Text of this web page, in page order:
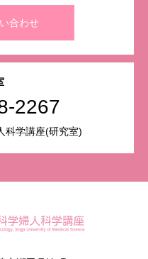
合わせ
2267
科学講座(研究室)